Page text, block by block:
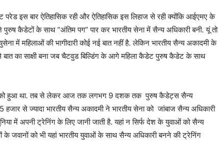
इस बार ऐतिहासिक रही और ऐतिहासिक इस लिहाज से रही क्योंकि आईएमए के
कैडेटों के साथ “अंतिम पग” पार कर भारतीय सेना में सैन्य अधिकारी बनी. यूं तो
में महिलाओं की भागीदारी कोई नई बात नहीं है. लेकिन भारतीय सैन्य अकादमी के
का साक्षी बना जब चैटवुड बिल्डिंग के आगे महिला कैडेट पुरुष कैडेट के साथ
को हुआ था. तब से लेकर आज तक लगभग 9 दशक तक पुरुष कैडेट्स सैन्य
से ज्यादा भारतीय सैन्य अकादमी ने भारतीय सेना को जांबाज सैन्य अधिकारी
में अपनी ट्रेनिंग के लिए जानी जाती है. यहां न सिर्फ देश के युवाओं को सैन्य
के जवानों को भी यहां भारतीय युवाओं के साथ सैन्य अधिकारी बनने की ट्रेनिंग